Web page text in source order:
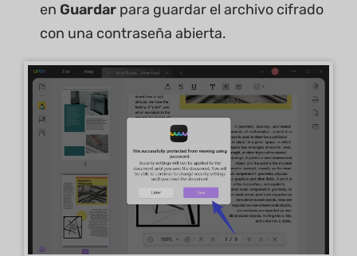
en Guardar para guardar el archivo cifrado
con una contraseña abierta.